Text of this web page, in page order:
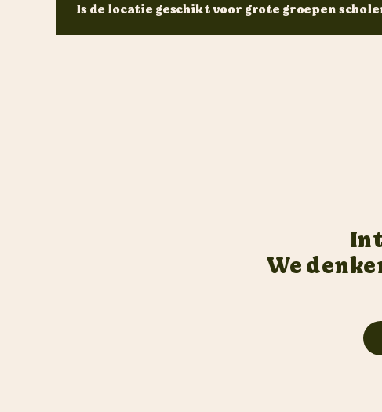
Is de locatie geschikt voor grote groepen
We